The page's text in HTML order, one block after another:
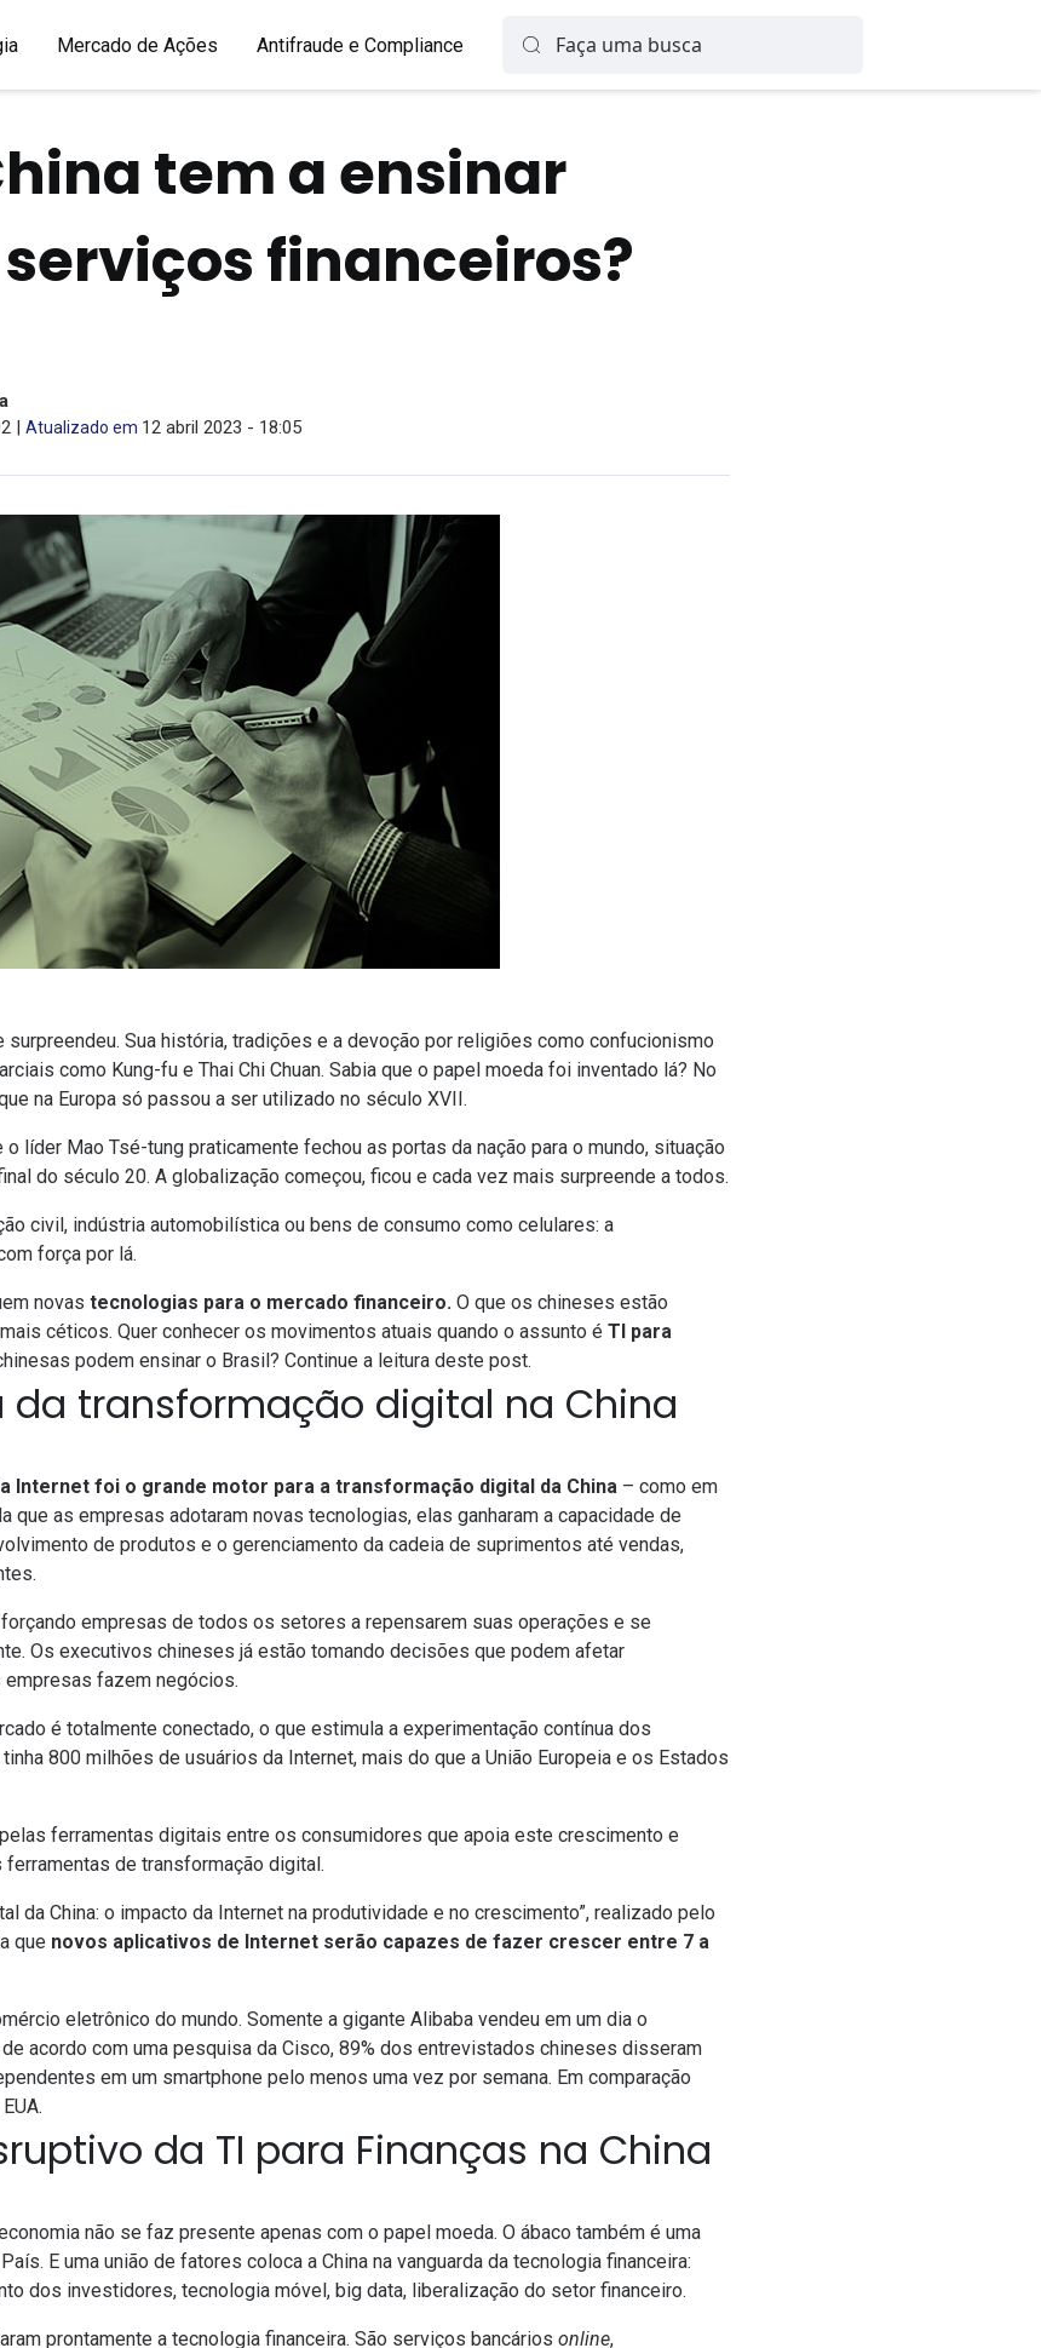
Mercado de Ações Antifraude e Compliance
tem a ensinar
financeiros?
|Atualizado em 12 abril 2023 - 18:05
surpreendeu. Sua história, tradições e a devoção por religiões como confucionismo
como Kung-fu e Thai Chi Chuan.Sabia que o papel moeda foi inventado lá? No
na Europa só passou a ser utilizado no século XVII.
líder Mao Tsé-tung praticamente fechou as portas da nação para o mundo, situação
do século 20. A globalização começou, ficou e cada vez mais surpreende a todos.
civil, indústria automobilística ou bens de consumo como celulares: a
força por lá.
novastecnologias para o mercado financeiro. O que os chineses estão
céticos. Quer conhecer os movimentos atuais quando o assunto éTI para
podem ensinar o Brasil? Continue a leitura deste post.
da transformação digital na China
Internet foi o grande motor para a transformação digital da China – como em
que as empresas adotaram novas tecnologias, elas ganharam a capacidade de
de produtos e o gerenciamento da cadeia de suprimentos até vendas,
empresas de todos os setores a repensarem suas operações e se
Os executivos chineses já estão tomando decisões que podem afetar
fazem negócios.
é totalmente conectado, o que estimula a experimentação contínua dos
tinha 800 milhões de usuários da Internet, mais do que a União Europeia e os Estados
ferramentas digitais entre os consumidores que apoia este crescimento e
de transformação digital.
da China: o impacto da Internet na produtividade e no crescimento”, realizado pelo
que novos aplicativos de Internet serão capazes de fazer crescer entre 7 a
eletrônico do mundo. Somentea gigante Alibaba vendeu em um dia o
acordo com umapesquisa da Cisco, 89% dos entrevistados chineses disseram
em um smartphone pelo menos uma vez por semana. Em comparação
da TI para Finanças na China
não se faz presente apenas com o papel moeda. O ábaco também é uma
E uma união de fatores coloca a China na vanguarda da tecnologia financeira:
dos investidores, tecnologia móvel,big data, liberalização do setor financeiro.
prontamente a tecnologia financeira. São serviços bancáriosonline,